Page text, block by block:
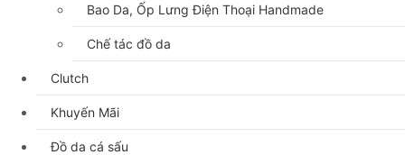
Bao Da, Ốp Lưng Điện Thoại Handmade
Chế tác đồ da
Clutch
Khuyến Mãi
Đồ da cá sấu